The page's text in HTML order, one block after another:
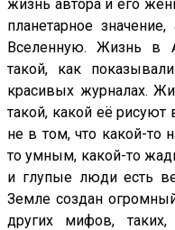
жизнь автора и его
планетарное
Вселенную. Жизнь в
такой, как
красивых журналах.
такой, какой её
не в том, что какой-то
то умным, какой-то
и глупые люди есть
Земле создан
других мифов,